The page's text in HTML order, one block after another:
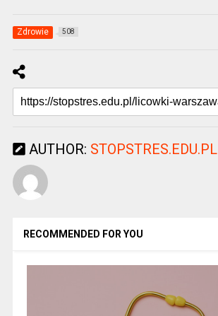
Zdrowie 508
AUTHOR: STOPSTRES.EDU.PL
RECOMMENDED FOR YOU